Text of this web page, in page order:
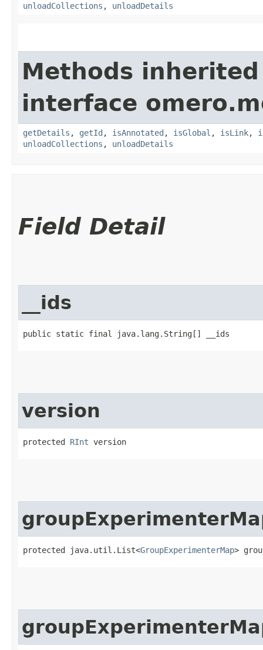
unloadCollections , unloadDetails
Methods
interface
getDetails , getId , isAnnotated , isGlobal , isLink,
unloadCollections , unloadDetails
Field Detail
__ids
public static final java.lang.String[] __ids
version
protected RInt version
protected java.util.List<GroupExperimenterMap>